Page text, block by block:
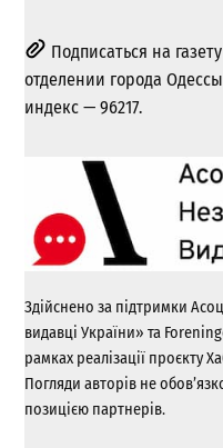
Подписаться на
отделении города
индекс — 96217.
Здійснено за підтримки
видавці України» та
рамках реалізації проєкту
Погляди авторів не
позицією партнерів.